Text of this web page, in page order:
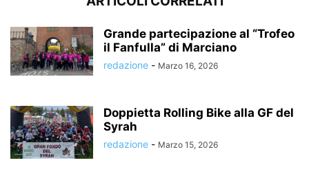
Grande partecipazione al “Trofeo
il Fanfulla” di Marciano
redazione - Marzo 16, 2026
Doppietta Rolling Bike alla GF del
Syrah
redazione - Marzo 15, 2026